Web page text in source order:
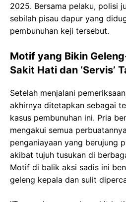
2025. Bersama pelaku, polisi
sebilah pisau dapur yang
pembunuhan keji tersebut.
Motif yang Bikin
Sakit Hati dan ‘Servis’
Setelah menjalani
akhirnya ditetapkan sebagai
kasus pembunuhan ini. Pria
mengakui semua
penganiayaan yang berujung
akibat tujuh tusukan di
Motif di balik aksi sadis ini
geleng kepala dan sulit